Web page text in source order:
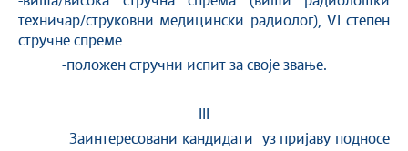
техничар/струковни медицински радиолог), VI степен
стручне спреме
-положен стручни испит за своје звање.
Заинтересовани кандидати уз пријаву подносе